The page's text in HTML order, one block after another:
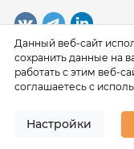
Данный веб-сайт
сохранить данные на
работать с этим веб-
соглашаетесь с
Настройки